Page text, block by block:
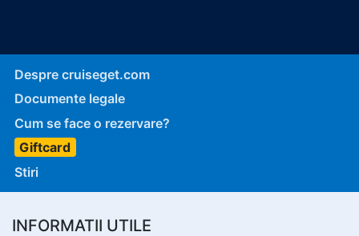
Despre cruiseget.com
Documente legale
Cum se face o rezervare?
Giftcard
Stiri
INFORMATII UTILE